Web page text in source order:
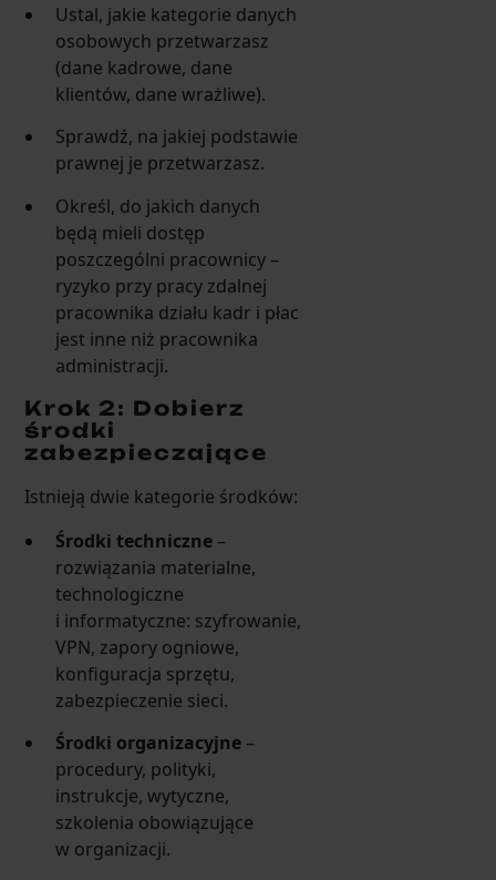
Ustal, jakie kategorie danych
osobowych przetwarzasz
(dane kadrowe, dane
klientów, dane wrażliwe).
Sprawdź, na jakiej podstawie
prawnej je przetwarzasz.
Określ, do jakich danych
będą mieli dostęp
poszczególni pracownicy –
ryzyko przy pracy zdalnej
pracownika działu kadr i płac
jest inne niż pracownika
administracji.
Krok 2: Dobierz
środki
zabezpieczające
Istnieją dwie kategorie środków:
Środki techniczne –
rozwiązania materialne,
technologiczne
i informatyczne: szyfrowanie,
VPN, zapory ogniowe,
konfiguracja sprzętu,
zabezpieczenie sieci.
Środki organizacyjne –
procedury, polityki,
instrukcje, wytyczne,
szkolenia obowiązujące
w organizacji.